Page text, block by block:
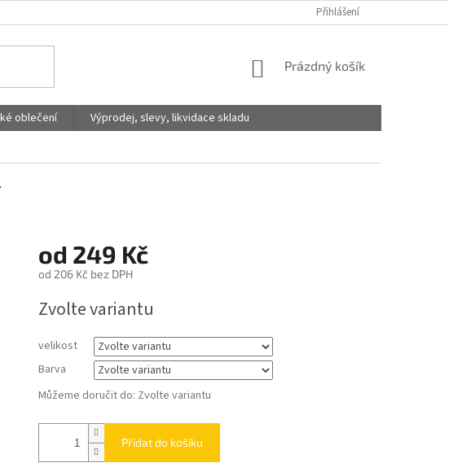
Přihlášení
NÁKUPNÍ
Prázdný košík
oblečení
Výprodej, slevy, likvidace skladu
od 249 Kč
od 206 Kčbez DPH
cena:
Zvolte variantu
velikost
Barva
Můžeme doručit do: Zvolte variantu
Přidat do košíku